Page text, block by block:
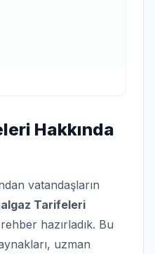
Hakkında
vatandaşların
Tarifeleri
hazırladık. Bu
uzman